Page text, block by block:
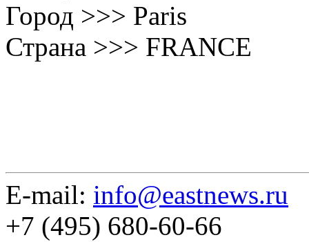
Город >>> Paris
Страна >>> FRANCE
E-mail: info@eastnews.ru
+7 (495) 680-60-66